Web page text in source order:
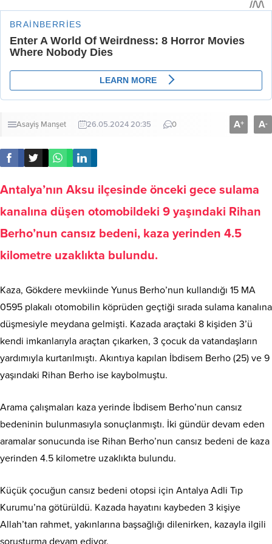
Asayiş Manşet 26.05.2024 20:35 0 A+ A-
Antalya’nın Aksu ilçesinde önceki gece sulama
kanalına düşen otomobildeki 9 yaşındaki Rihan
Berho’nun cansız bedeni, kaza yerinden 4.5
kilometre uzaklıkta bulundu.
Kaza, Gökdere mevkiinde Yunus Berho’nun kullandığı 15 MA
0595 plakalı otomobilin köprüden geçtiği sırada sulama kanalına
düşmesiyle meydana gelmişti. Kazada araçtaki 8 kişiden 3’ü
kendi imkanlarıyla araçtan çıkarken, 3 çocuk da vatandaşların
yardımıyla kurtarılmıştı. Akıntıya kapılan İbdisem Berho (25) ve 9
yaşındaki Rihan Berho ise kaybolmuştu.
Arama çalışmaları kaza yerinde İbdisem Berho’nun cansız
bedeninin bulunmasıyla sonuçlanmıştı. İki gündür devam eden
aramalar sonucunda ise Rihan Berho’nun cansız bedeni de kaza
yerinden 4.5 kilometre uzaklıkta bulundu.
Küçük çocuğun cansız bedeni otopsi için Antalya Adli Tıp
Kurumu’na götürüldü. Kazada hayatını kaybeden 3 kişiye
Allah’tan rahmet, yakınlarına başsağlığı dilenirken, kazayla ilgili